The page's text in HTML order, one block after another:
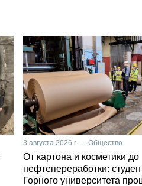
3 августа 2026 г. — Общество
От картона и косметики до
нефтепереработки:
Горного университета